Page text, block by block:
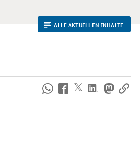
ALLE AKTUELLEN INHALTE